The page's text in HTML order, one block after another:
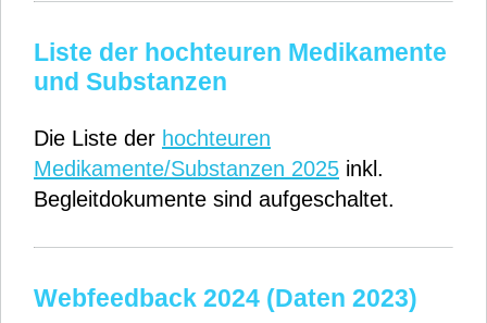
Liste der hochteuren Medikamente
und Substanzen
Die Liste der hochteuren
Medikamente/Substanzen 2025 inkl.
Begleitdokumente sind aufgeschaltet.
Webfeedback 2024 (Daten 2023)